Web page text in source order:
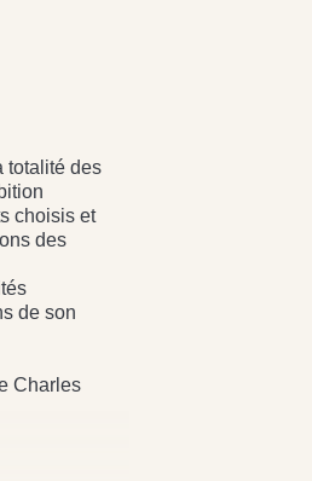
totalité des
choisis et
des
de son
Charles